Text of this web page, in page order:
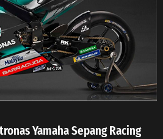
Yamaha Sepang Racing